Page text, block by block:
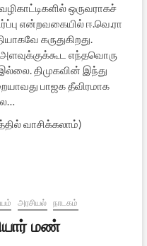
ஒருவராகச்
என்றவகையில் ஈ.வெ.ரா
கருதுகிறது.
எந்தவொரு
திமுகவின் இந்து
பாஜக தீவிரமாக
வாசிக்கலாம்)
அரசியல் நாடகம்
மண்